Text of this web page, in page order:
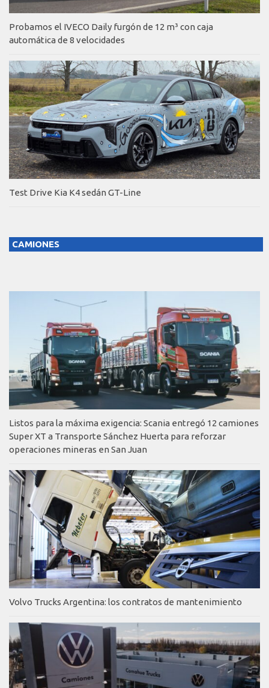
Probamos el IVECO Daily furgón de 12 m³ con caja
automática de 8 velocidades
Test Drive Kia K4 sedán GT-Line
CAMIONES
Listos para la máxima exigencia: Scania entregó 12 camiones
Super XT a Transporte Sánchez Huerta para reforzar
operaciones mineras en San Juan
Volvo Trucks Argentina: los contratos de mantenimiento